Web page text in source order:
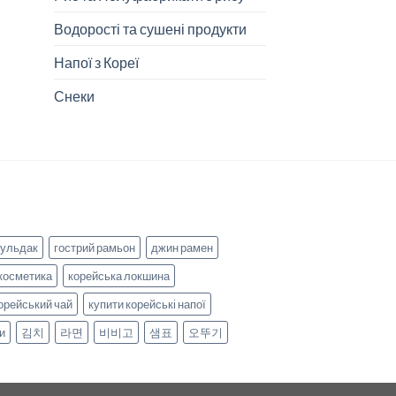
Водорості та сушені продукти
Напої з Кореї
Снеки
гострий рамьон
джин рамен
корейська локшина
чай
купити корейські напої
김치 라면 비비고 샘표 오뚜기